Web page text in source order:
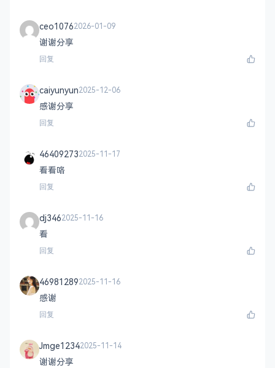
ceo10762026-01-09
谢谢分享
回复
caiyunyun2025-12-06
感谢分享
回复
464092732025-11-17
看看咯
回复
dj3462025-11-16
看
回复
469812892025-11-16
感谢
回复
Jmge12342025-11-14
谢谢分享